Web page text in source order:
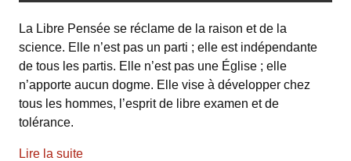
La Libre Pensée se réclame de la raison et de la
science. Elle n’est pas un parti ; elle est indépendante
de tous les partis. Elle n’est pas une Église ; elle
n’apporte aucun dogme. Elle vise à développer chez
tous les hommes, l’esprit de libre examen et de
tolérance.
Lire la suite